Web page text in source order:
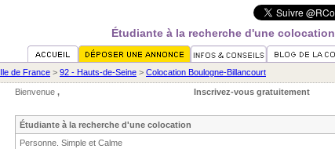
Étudiante à la recherche d'une colocation
Ile de France > 92 - Hauts-de-Seine > Colocation Boulogne-Billancourt
Bienvenue , Inscrivez-vous gratuitement
Étudiante à la recherche d'une colocation
Personne. Simple et Calme